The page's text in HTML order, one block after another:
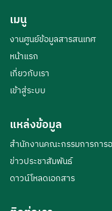
เมนู
งานศูนย์ข้อมูลสารสนเทศ
หน้าแรก
เกี่ยวกับเรา
เข้าสู่ระบบ
แหล่งข้อมูล
สำนักงานคณะกรรมการการ
ข่าวประชาสัมพันธ์
ดาวน์โหลดเอกสาร